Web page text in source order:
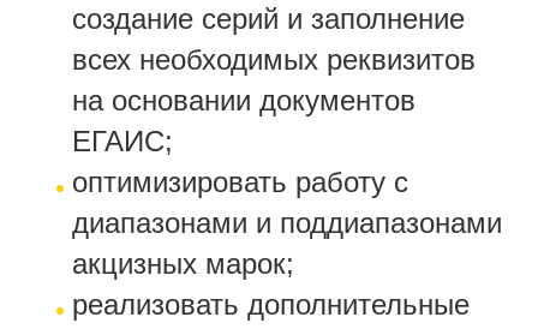
создание серий и заполнение
всех необходимых реквизитов
на основании документов
ЕГАИС;
оптимизировать работу с
диапазонами и поддиапазонами
акцизных марок;
реализовать дополнительные